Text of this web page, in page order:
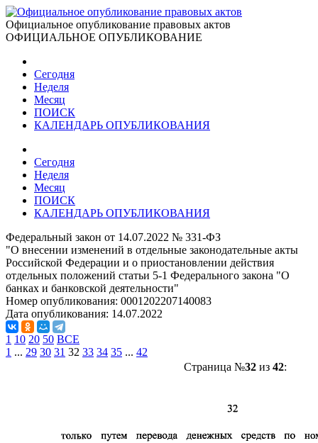
Официальное опубликование правовых актов
ОФИЦИАЛЬНОЕ ОПУБЛИКОВАНИЕ
Сегодня
Неделя
Месяц
ПОИСК
КАЛЕНДАРЬ ОПУБЛИКОВАНИЯ
Сегодня
Неделя
Месяц
ПОИСК
КАЛЕНДАРЬ ОПУБЛИКОВАНИЯ
Федеральный закон от 14.07.2022 № 331-ФЗ
"О внесении изменений в отдельные законодательные акты
Российской Федерации и о приостановлении действия
отдельных положений статьи 5-1 Федерального закона "О
банках и банковской деятельности"
Номер опубликования: 0001202207140083
Дата опубликования: 14.07.2022
1 10 20 50 ВСЕ
1 ... 29 30 31 32 33 34 35 ... 42
Страница №32из 42: